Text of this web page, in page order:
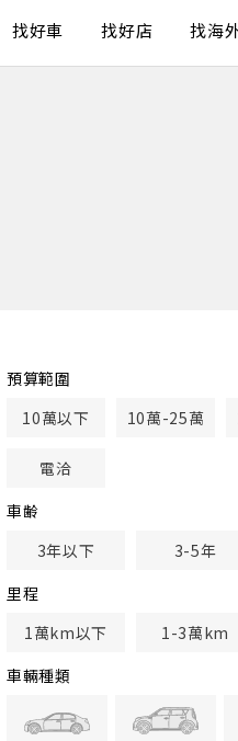
找好車 找好店 找海
預算範圍
10萬以下
10萬-25萬
電洽
車齢
3年以下
3-5年
里程
1萬km以下
1-3萬km
車輛種類